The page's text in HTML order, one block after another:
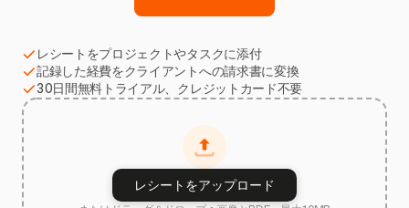
レシートをプロジェクトやタスクに添付
記録した経費をクライアントへの請求書に変換
30日間無料トライアル、クレジットカード不要
レシートをアップロード